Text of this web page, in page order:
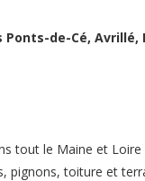
de-Cé, Avrillé,
tout le Maine et
pignons, toiture et